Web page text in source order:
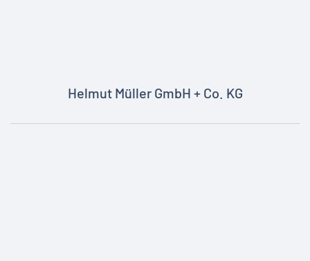
Helmut Müller GmbH + Co. KG